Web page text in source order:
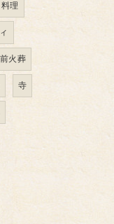
料理
前火葬
寺